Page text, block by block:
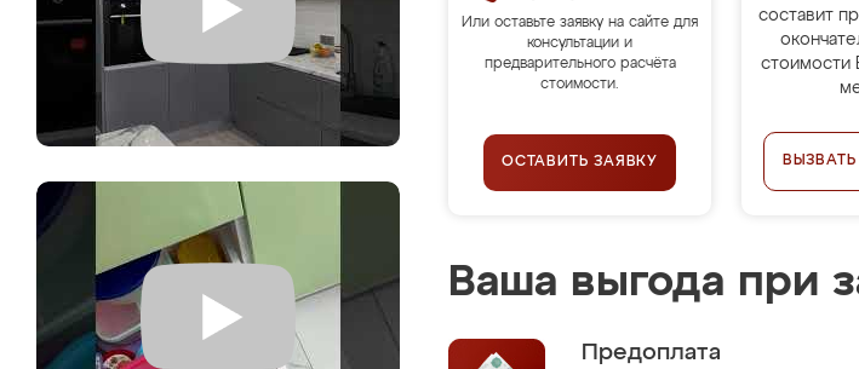
Или оставьте заявку на сайте для
консультации и
предварительного расчёта
стоимости.
ОСТАВИТЬ ЗАЯВКУ
составит
стоимости
Ваша выгода при
Предоплата